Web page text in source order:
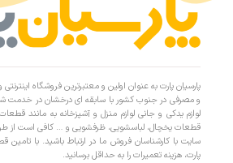
پارسیان پارت به عنوان اولین و معتبرترین فروشگاه
و مصرفی در جنوب کشور با سابقه ای درخشان در خدمت
لوازم یدکی و جانی لوازم منزل و آشپزخانه به مانند
قطعات یخچال، لباسشویی، ظرفشویی و … کافی است از
سایت با کارشناسان فروش ما در ارتباط باشید. با تامین
پارت، هزینه تعمیرات را به حداقل برسانید.